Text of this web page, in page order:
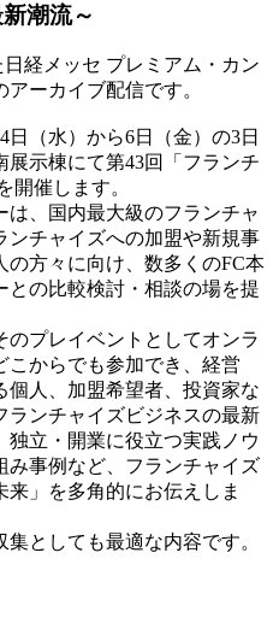
潮流～
経メッセ プレミアム・カン
ーカイブ配信です。
日（水）から6日（金）の3日
展示棟にて第43回「フランチ
開催します。
は、国内最大級のフランチャ
ンチャイズへの加盟や新規事
の方々に向け、数多くのFC本
との比較検討・相談の場を提
のプレイベントとしてオンラ
こからでも参加でき、経営
個人、加盟希望者、投資家な
ランチャイズビジネスの最新
独立・開業に役立つ実践ノウ
み事例など、フランチャイズ
来」を多角的にお伝えしま
としても最適な内容です。